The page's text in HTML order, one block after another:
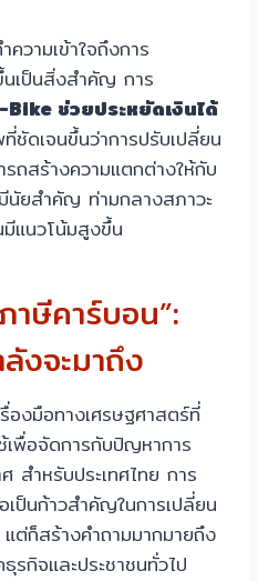
วามเข้าใจถึงการ
นเป็นสิ่งสำคัญ การ
Bike ช่วยประหยัดเงินได้
ชัดเจนขึ้นว่าการปรับเปลี่ยน
ถสร้างความแตกต่างให้กับ
นัยสำคัญ ท่ามกลางสภาวะ
แนวโน้มสูงขึ้น
าษีคาร์บอน”:
งจะมาถึง
องมือทางเศรษฐศาสตร์ที่
เพื่อจัดการกับปัญหาการ
สำหรับประเทศไทย การ
เป็นก้าวสำคัญในการเปลี่ยน
ต่ก็สร้างคำถามมากมายถึง
รกิจและประชาชนทั่วไป